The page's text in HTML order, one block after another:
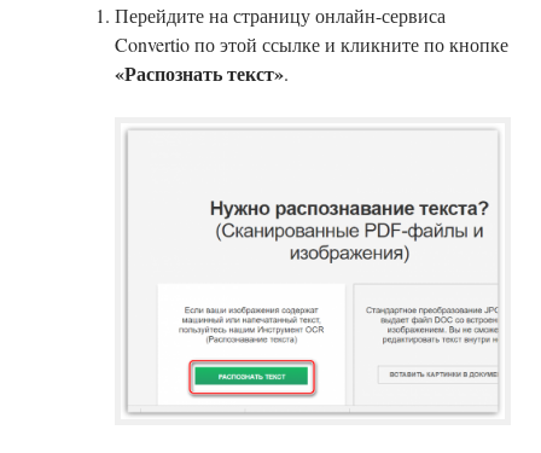
Перейдите на страницу онлайн-сервиса
Convertio по этой ссылке и кликните по кнопке
«Распознать текст».